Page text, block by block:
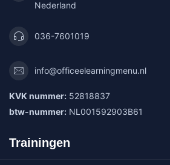
Nederland
036-7601019
info@officeelearningmenu.nl
KVK nummer: 52818837
btw-nummer: NL001592903B61
Trainingen